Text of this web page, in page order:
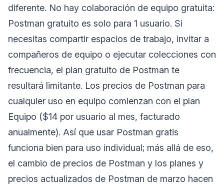
diferente. No hay colaboración de equipo gratuita:
Postman gratuito es solo para 1 usuario. Si
necesitas compartir espacios de trabajo, invitar a
compañeros de equipo o ejecutar colecciones con
frecuencia, el plan gratuito de Postman te
resultará limitante. Los precios de Postman para
cualquier uso en equipo comienzan con el plan
Equipo ($14 por usuario al mes, facturado
anualmente). Así que usar Postman gratis
funciona bien para uso individual; más allá de eso,
el cambio de precios de Postman y los planes y
precios actualizados de Postman de marzo hacen